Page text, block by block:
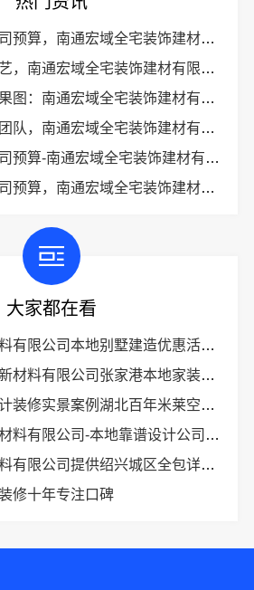
南通宏域全宅装饰建材有限公司明细透明
通宏域全宅装饰建材有限公司严格把控
：南通宏域全宅装饰建材有限公司
通宏域全宅装饰建材有限公司一站式改造
算-南通宏域全宅装饰建材有限公司
南通宏域全宅装饰建材有限公司精准核算
大家都在看
公司本地别墅建造优惠活动抗震防风
有限公司张家港本地家装费用透明报价
案例湖北百年米莱空间美学装饰材料有限公司
有限公司-本地靠谱设计公司报价
限公司提供绍兴城区全包详细报价
修十年专注口碑